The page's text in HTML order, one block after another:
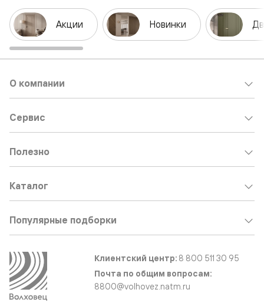
Акции Новинки
О компании
Сервис
Полезно
Каталог
Популярные подборки
Клиентский центр: 8 800 511 30 95
Почта по общим вопросам:
8800@volhovez.natm.ru